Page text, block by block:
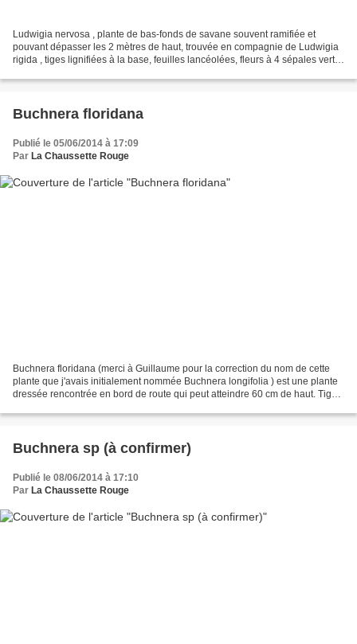
Ludwigia nervosa , plante de bas-fonds de savane souvent ramifiée et
pouvant dépasser les 2 mètres de haut, trouvée en compagnie de Ludwigia
rigida , tiges lignifiées à la base, feuilles lancéolées, fleurs à 4 sépales verts
Buchnera floridana
Publié le 05/06/2014 à 17:09
Par La Chaussette Rouge
Buchnera floridana (merci à Guillaume pour la correction du nom de cette
plante que j'avais initialement nommée Buchnera longifolia ) est une plante
dressée rencontrée en bord de route qui peut atteindre 60 cm de haut. Tige
Buchnera sp (à confirmer)
Publié le 08/06/2014 à 17:10
Par La Chaussette Rouge